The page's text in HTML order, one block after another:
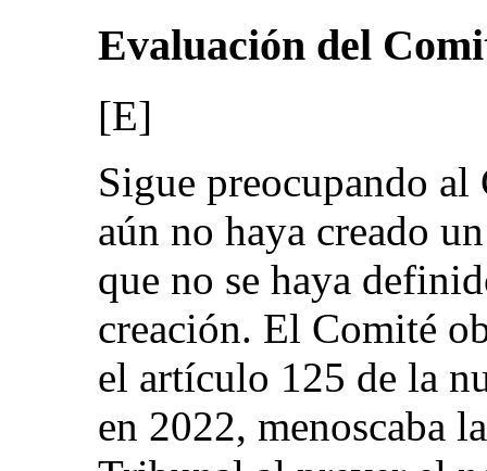
Evaluación del
[E]
Sigue preocupando
aún no haya creado
que no se haya
creación. El Comité
el artículo 125 de la
en 2022, menoscaba